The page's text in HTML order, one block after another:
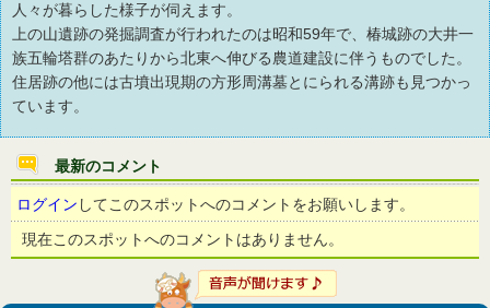
人々が暮らした様子が伺えます。
上の山遺跡の発掘調査が行われたのは昭和59年で、椿城跡の大井一
族五輪塔群のあたりから北東へ伸びる農道建設に伴うものでした。
住居跡の他には古墳出現期の方形周溝墓とにられる溝跡も見つかっ
ています。
最新のコメント
ログイン してこのスポットへのコメントをお願いします。
現在このスポットへのコメントはありません。